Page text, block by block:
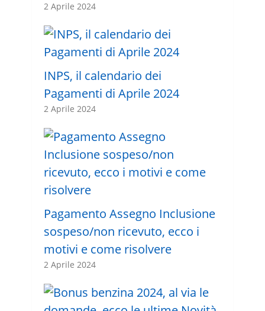
2 Aprile 2024
INPS, il calendario dei
Pagamenti di Aprile 2024
2 Aprile 2024
Pagamento Assegno Inclusione
sospeso/non ricevuto, ecco i
motivi e come risolvere
2 Aprile 2024